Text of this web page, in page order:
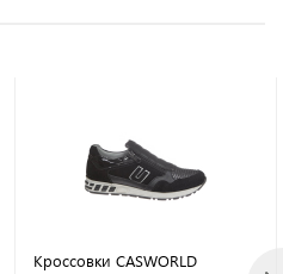
Кроссовки CASWORLD